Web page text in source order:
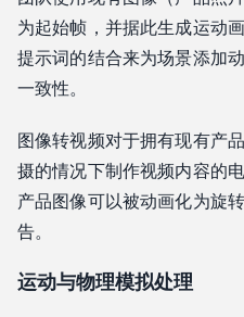
为起始帧，并据此生成运动
提示词的结合来为场景添加
一致性。
图像转视频对于拥有现有产
摄的情况下制作视频内容的
产品图像可以被动画化为旋
告。
运动与物理模拟处理